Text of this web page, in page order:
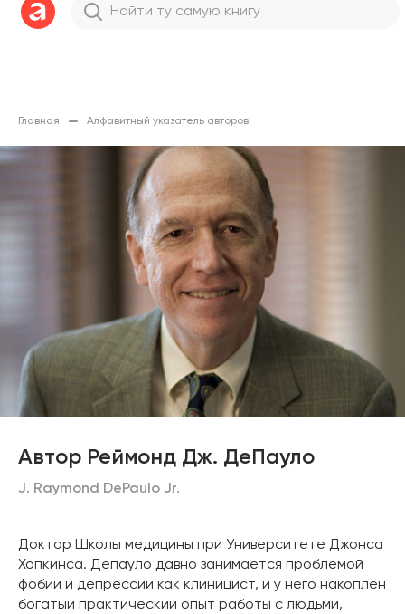
Главная Алфавитный указатель авторов
Автор Реймонд Дж. ДеПауло
J. Raymond DePaulo Jr.
Доктор Школы медицины при Университете Джонса
Хопкинса. Депауло давно занимается проблемой
фобий и депрессий как клиницист, и у него накоплен
богатый практический опыт работы с людьми,